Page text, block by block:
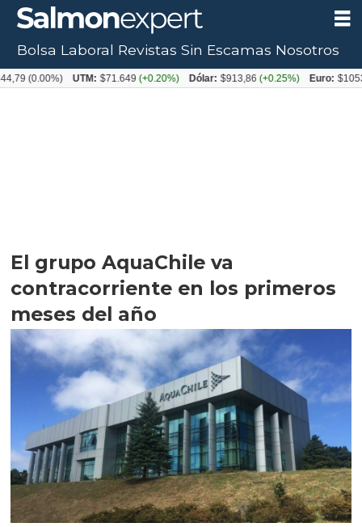
El grupo AquaChile va
contracorriente en los primeros
meses del año
Bolsa Laboral Revistas Sin Escamas Nosotros
UTM: $71.649(+0.20%) Dólar: $913,86(+0.25%) Euro: $1053,08(-